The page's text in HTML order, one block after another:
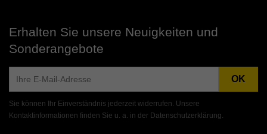
Erhalten Sie unsere Neuigkeiten und
Sonderangebote
Sie können Ihr Einverständnis jederzeit widerrufen. Unsere
Kontaktinformationen finden Sie u. a. in der Datenschutzerklärung.